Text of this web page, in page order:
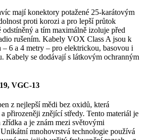
mají konektory potažené 25-karátovým
proti korozi a pro lepší průtok
a tím maximálně izoluje před
rušením. Kabely VOX Class A jsou k
– 6 a 4 metry – pro elektrickou, basovou i
Kabely se dodávají s látkovým ochranným
VGC-13
z nejlepší mědi bez oxidů, která
přirozeněji znějící středy. Tento materiál je
a je znám mezi světovými
mnohovrstvá technologie používá